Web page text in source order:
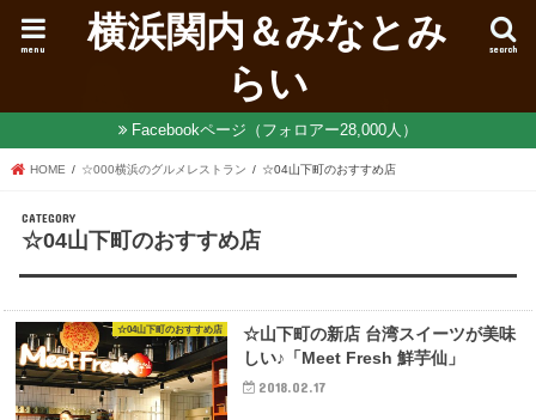
横浜関内＆みなとみ
らい
search
menu
Facebookページ（フォロアー28,000人）
HOME ☆000横浜のグルメレストラン ☆04山下町のおすすめ店
☆04山下町のおすすめ店
☆04山下町のおすすめ店
☆山下町の新店 台湾スイーツが美味
しい♪「Meet Fresh 鮮芋仙」
2018.02.17